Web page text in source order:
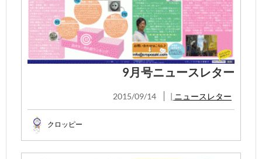
9月号ニュースレター
2015/09/14 | ニュースレター
クロッピー